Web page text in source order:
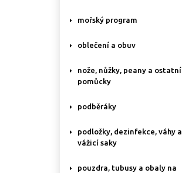
mořský program
oblečení a obuv
nože, nůžky, peany a ostatní
pomůcky
podběráky
podložky, dezinfekce, váhy a
vážicí saky
pouzdra, tubusy a obaly na